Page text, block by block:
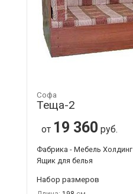
Софа
Теща-2
от 19 360 руб.
Фабрика - Мебель Холдинг
Ящик для белья
Набор размеров